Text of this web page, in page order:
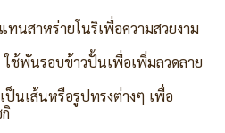
ทนสาหร่ายโนริเพื่อความสวยงาม
ใช้พันรอบข้าวปั้นเพื่อเพิ่มลวดลาย
ป็นเส้นหรือรูปทรงต่างๆ เพื่อ